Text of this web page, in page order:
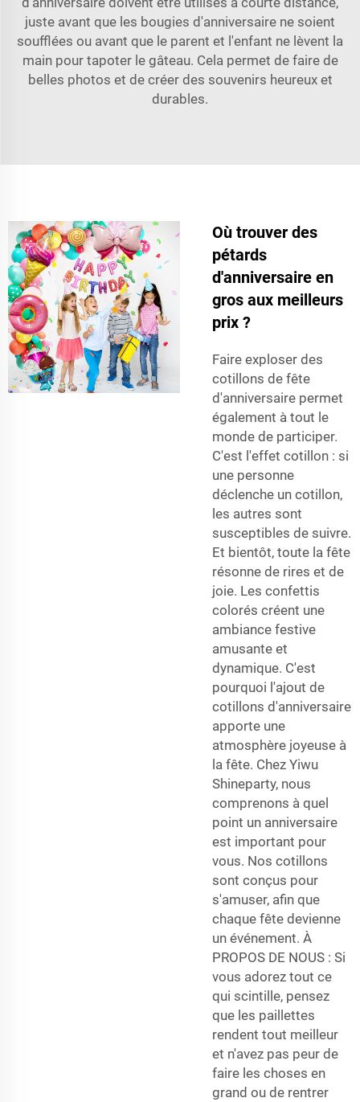
juste avant que les bougies d'anniversaire ne soient
soufflées ou avant que le parent et l'enfant ne lèvent la
main pour tapoter le gâteau. Cela permet de faire de
belles photos et de créer des souvenirs heureux et
durables.
Où trouver des
pétards
d'anniversaire en
gros aux meilleurs
prix ?
Faire exploser des
cotillons de fête
d'anniversaire permet
également à tout le
monde de participer.
C'est l'effet cotillon : si
une personne
déclenche un cotillon,
les autres sont
susceptibles de suivre.
Et bientôt, toute la fête
résonne de rires et de
joie. Les confettis
colorés créent une
ambiance festive
amusante et
dynamique. C'est
pourquoi l'ajout de
cotillons d'anniversaire
apporte une
atmosphère joyeuse à
la fête. Chez Yiwu
Shineparty, nous
comprenons à quel
point un anniversaire
est important pour
vous. Nos cotillons
sont conçus pour
s'amuser, afin que
chaque fête devienne
un événement. À
PROPOS DE NOUS : Si
vous adorez tout ce
qui scintille, pensez
que les paillettes
rendent tout meilleur
et n'avez pas peur de
faire les choses en
grand ou de rentrer